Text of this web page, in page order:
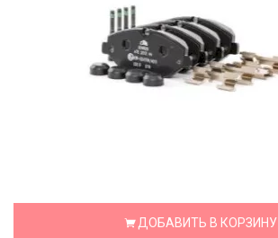
ДОБАВИТЬ В КОРЗИНУ